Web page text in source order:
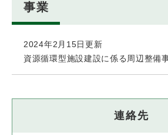
事業
2024年2月15日更新
資源循環型施設建設に係る周辺整備
連絡先